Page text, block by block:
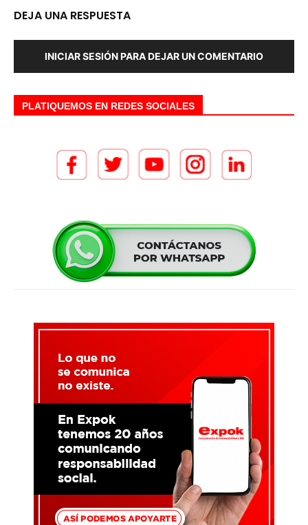
DEJA UNA RESPUESTA
INICIAR SESIÓN PARA DEJAR UN COMENTARIO
PLATIQUEMOS EN REDES SOCIALES